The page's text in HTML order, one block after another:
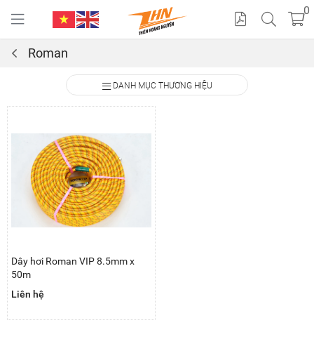
alo
0
Roman
DANH MỤC THƯƠNG HIỆU
Dây hơi Roman VIP 8.5mm x
50m
Liên hệ